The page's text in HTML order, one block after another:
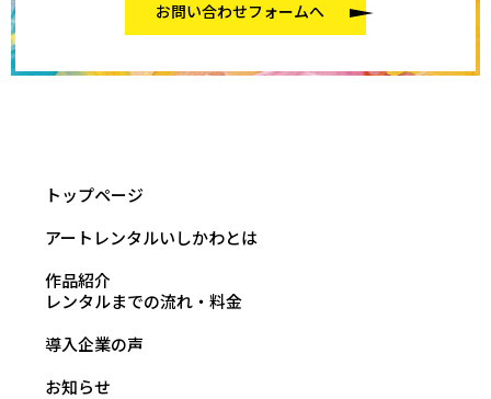
お問い合わせフォームへ
トップページ
アートレンタルいしかわとは
作品紹介
レンタルまでの流れ・料金
導入企業の声
お知らせ